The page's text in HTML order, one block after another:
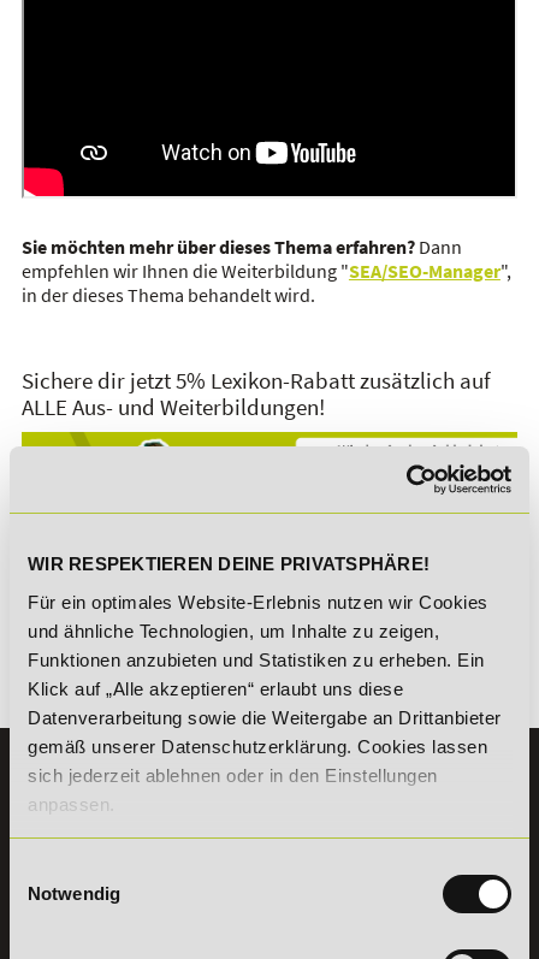
WIR RESPEKTIEREN DEINE PRIVATSPHÄRE!
Für ein optimales Website-Erlebnis nutzen wir Cookies
und ähnliche Technologien, um Inhalte zu zeigen,
Funktionen anzubieten und Statistiken zu erheben. Ein
Klick auf „Alle akzeptieren“ erlaubt uns diese
Datenverarbeitung sowie die Weitergabe an Drittanbieter
gemäß unserer Datenschutzerklärung. Cookies lassen
sich jederzeit ablehnen oder in den Einstellungen
anpassen.
Notwendig
Sie möchten mehr über dieses Thema erfahren? Dann
empfehlen wir Ihnen die Weiterbildung "SEA/SEO-Manager",
in der dieses Thema behandelt wird.
Sichere dir jetzt 5% Lexikon-Rabatt zusätzlich auf
ALLE Aus- und Weiterbildungen!
*Der Rabattcode "NEUGIER5" ist mit weiteren Rabatten
kombinierbar. Wir informieren dich gern.
Es gibt keine Einträge mit diesem Anfangsbuchstaben.
KONTAKT
07191 - 22986 - 0